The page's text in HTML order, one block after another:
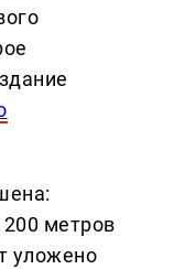
метров
уложено